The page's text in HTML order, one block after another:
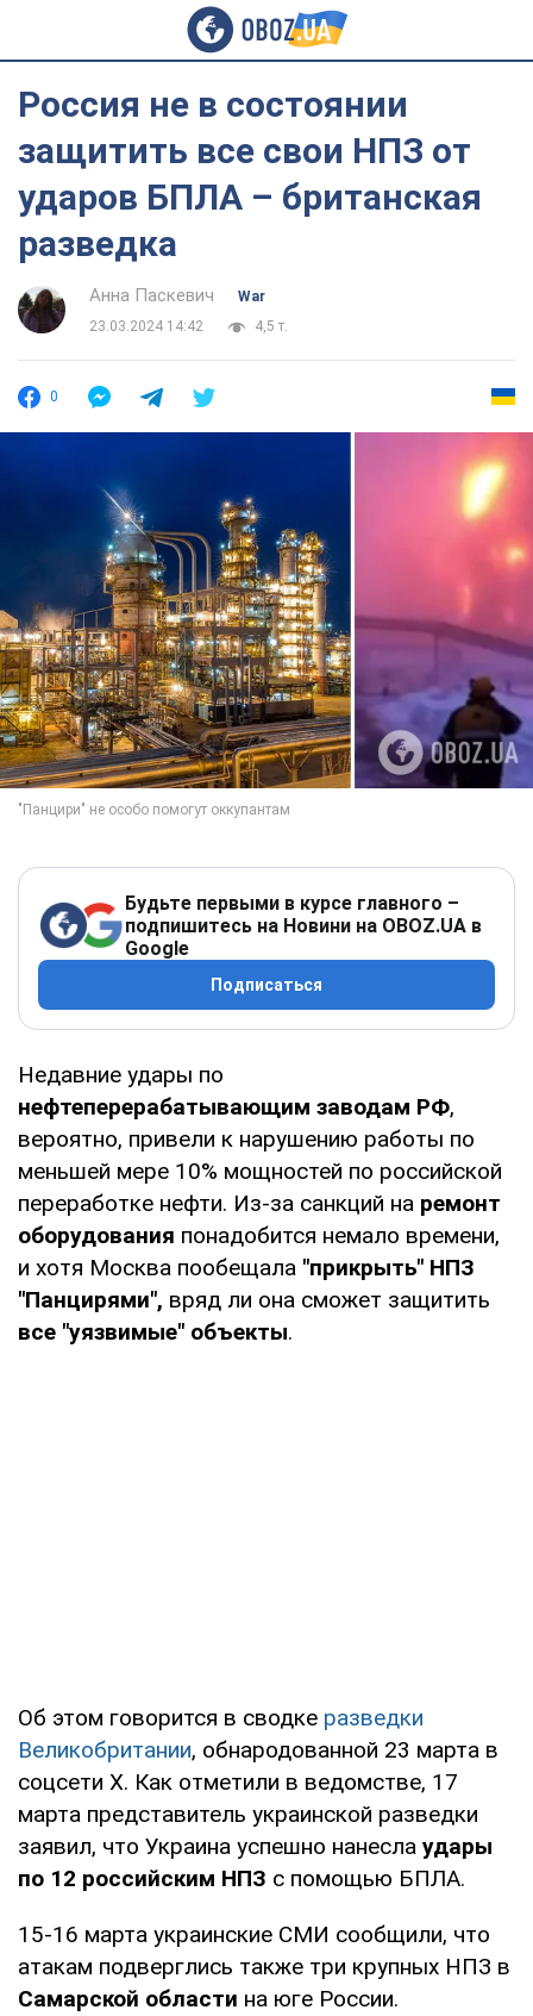
Россия не в состоянии
защитить все свои НПЗ от
ударов БПЛА – британская
разведка
Анна Паскевич
War
23.03.2024 14:42
4,5 т.
0
Будьте первыми в курсе главного –
подпишитесь на Новини на OBOZ.UA в
Google
Подписаться
Недавние удары по
нефтеперерабатывающим заводам РФ,
вероятно, привели к нарушению работы по
меньшей мере 10% мощностей по российской
переработке нефти. Из-за санкций на ремонт
оборудования понадобится немало времени,
и хотя Москва пообещала "прикрыть" НПЗ
"Панцирями", вряд ли она сможет защитить
все "уязвимые" объекты.
Об этом говорится в сводке разведки
Великобритании, обнародованной 23 марта в
соцсети X. Как отметили в ведомстве, 17
марта представитель украинской разведки
заявил, что Украина успешно нанесла удары
по 12 российским НПЗ с помощью БПЛА.
15-16 марта украинские СМИ сообщили, что
атакам подверглись также три крупных НПЗ в
Самарской области на юге России.